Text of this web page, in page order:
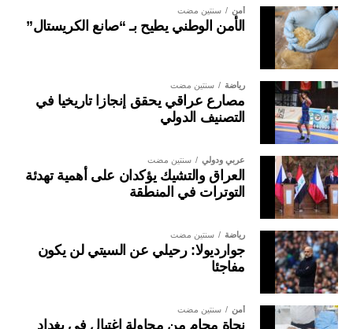
أمن سنتين مضت
الأمن الوطني يطيح بـ “صانع الكريستال”
رياضة سنتين مضت
مصارع عراقي يحقق إنجازا تاريخيا في
التصنيف الدولي
عربي ودولي سنتين مضت
العراق والتشيك يؤكدان على أهمية تهدئة
التوترات في المنطقة
رياضة سنتين مضت
جوارديولا: رحيلي عن السيتي لن يكون
مفاجئا
أمن سنتين مضت
نجاة محامٍ من محاولة اغتيال في بغداد